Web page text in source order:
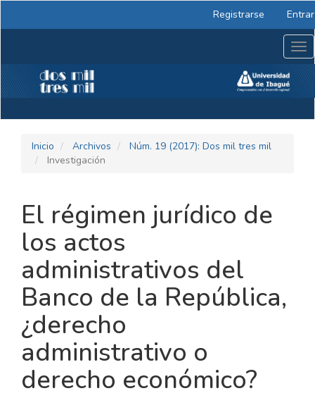
lateral
Registrarse Entrar
Inicio Archivos
Núm. 19 (2017): Dos mil tres mil
Investigación
El régimen jurídico de
los actos
administrativos del
Banco de la República,
¿derecho
administrativo o
derecho económico?